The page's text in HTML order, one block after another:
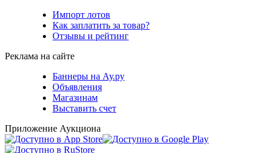
Импорт лотов
Как заплатить за товар?
Отзывы и рейтинг
Реклама на сайте
Баннеры на Ау.ру
Объявления
Магазинам
Выставить счет
Приложение Аукциона